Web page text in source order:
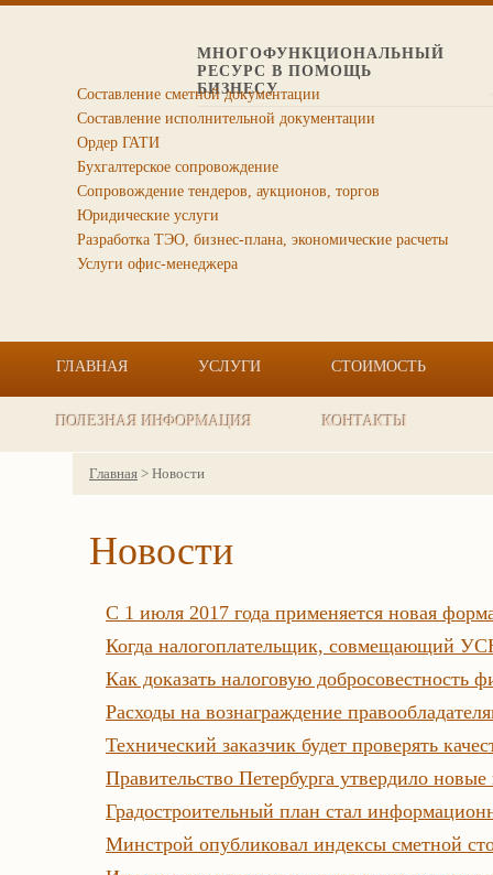
МНОГОФУНКЦИОНАЛЬНЫЙ
РЕСУРС В ПОМОЩЬ
БИЗНЕСУ
Составление сметной документации
Составление исполнительной документации
Ордер ГАТИ
Бухгалтерское сопровождение
Сопровождение тендеров, аукционов, торгов
Юридические услуги
Разработка ТЭО, бизнес-плана, экономические расчеты
Услуги офис-менеджера
ГЛАВНАЯ УСЛУГИ СТОИМОСТЬ
ПОЛЕЗНАЯ ИНФОРМАЦИЯ КОНТАКТЫ
Главная > Новости
Новости
С 1 июля 2017 года применяется новая
Когда налогоплательщик, совмещающий
Как доказать налоговую добросовестность
Расходы на вознаграждение
Технический заказчик будет проверять
Правительство Петербурга утвердило
Градостроительный план стал
Минстрой опубликовал индексы сметной